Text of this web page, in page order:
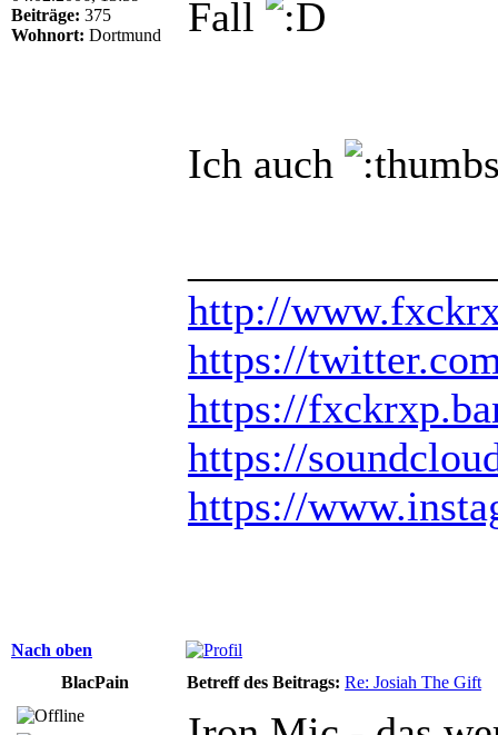
Beiträge: 375
Wohnort: Dortmund
Fall
Ich auch
http://
https://
https://
https://
https://
Nach oben
BlacPain
Betreff des Beitrags: Re: Josiah The Gift